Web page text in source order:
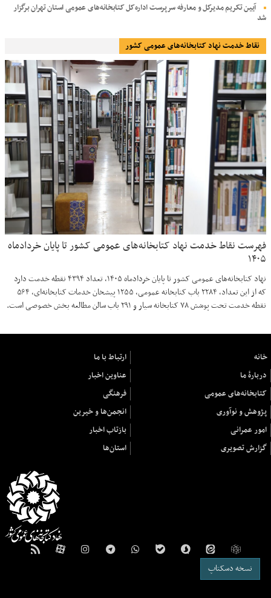
آیین تکریم مدیرکل و معارفه سرپرست اداره‌کل کتابخانه‌های عمومی استان تهران برگزار
شد
نقاط خدمت نهاد کتابخانه‌های عمومی کشور
فهرست نقاط خدمت نهاد کتابخانه‌های عمومی کشور تا پایان خردادماه
۱۴۰۵
نهاد کتابخانه‌های عمومی کشور تا پایان خردادماه ۱۴۰۵، تعداد ۴۳۹۴ نقطه خدمت دارد
که از این تعداد، ۲۲۸۴ باب کتابخانه عمومی، ۱۲۵۵ پیشخان خدمات کتابخانه‌ای، ۵۶۴
نقطه خدمت تحت پوشش ۷۸ کتابخانه سیار و ۲۹۱ باب سالن مطالعه بخش خصوصی است.
خانه
ارتباط با ما
دربارهٔ ما
عناوین اخبار
کتابخانه‌های عمومی
فرهنگی
پژوهش و نوآوری
انجمن‌ها و خیرین
امور عمرانی
بازتاب اخبار
گزارش تصویری
استان‌ها
نسخه دسکتاپ